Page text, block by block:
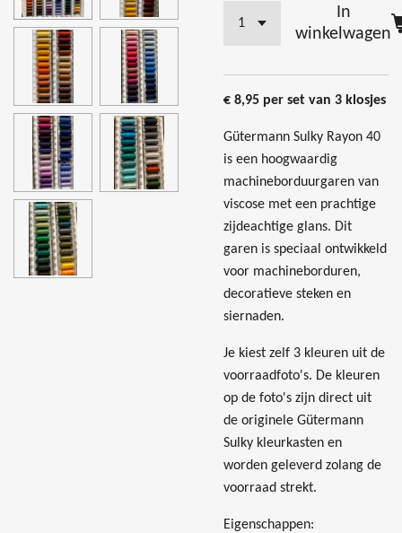
In
winkelwagen
€ 8,95 per set van 3 klosjes
Gütermann Sulky Rayon 40
is een hoogwaardig
machineborduurgaren van
viscose met een prachtige
zijdeachtige glans. Dit
garen is speciaal ontwikkeld
voor machineborduren,
decoratieve steken en
siernaden.
Je kiest zelf 3 kleuren uit de
voorraadfoto's. De kleuren
op de foto's zijn direct uit
de originele Gütermann
Sulky kleurkasten en
worden geleverd zolang de
voorraad strekt.
Eigenschappen: